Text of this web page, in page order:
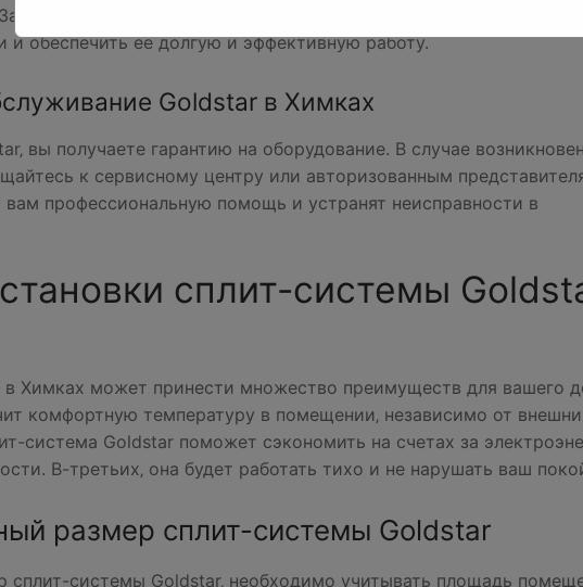
регулярное техническое обслуживание сплит-
и обеспечить ее долгую и эффективную работу.
Goldstar в Химках
вы получаете гарантию на оборудование. В случае
к сервисному центру или авторизованным
профессиональную помощь и устранят неисправности в
сплит-системы
в Химках может принести множество преимуществ для вашего
комфортную температуру в помещении‚ независимо от
система Goldstar поможет сэкономить на счетах за
В-третьих‚ она будет работать тихо и не нарушать ваш
размер сплит-системы Goldstar
системы Goldstar‚ необходимо учитывать площадь